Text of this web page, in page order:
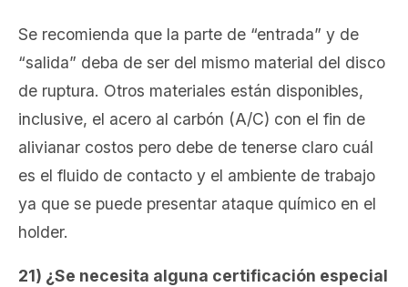
Se recomienda que la parte de “entrada” y de
“salida” deba de ser del mismo material del disco
de ruptura. Otros materiales están disponibles,
inclusive, el acero al carbón (A/C) con el fin de
alivianar costos pero debe de tenerse claro cuál
es el fluido de contacto y el ambiente de trabajo
ya que se puede presentar ataque químico en el
holder.
21) ¿Se necesita alguna certificación especial